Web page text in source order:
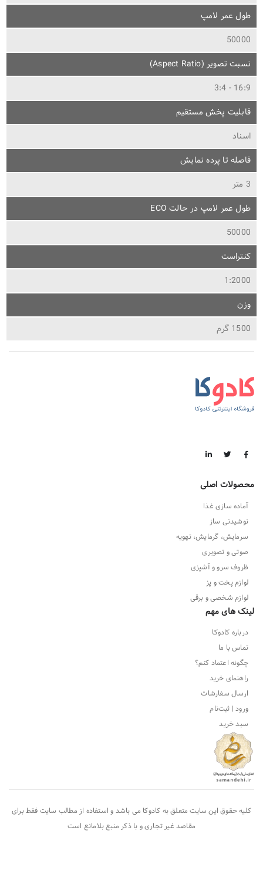
طول عمر لامپ
50000
نسبت تصویر (Aspect Ratio)
16:9 - 3:4
قابلیت پخش مستقیم
اسناد
فاصله تا پرده نمایش
3 متر
طول عمر لامپ در حالت ECO
50000
کنتراست
1:2000
وزن
1500 گرم
محصولات اصلی
آماده سازی غذا
نوشیدنی ساز
سرمایش، گرمایش، تهویه
صوتی و تصویری
ظروف سرو و آشپزی
لوازم پخت و پز
لوازم شخصی و برقی
لینک های مهم
درباره کادوکا
تماس با ما
چگونه اعتماد کنم؟
راهنمای خرید
ارسال سفارشات
ورود | ثبت‌نام
سبد خرید
کلیه حقوق این سایت متعلق به کادوکا می باشد و استفاده از مطالب سایت فقط برای
مقاصد غیر تجاری و با ذکر منبع بلامانع است